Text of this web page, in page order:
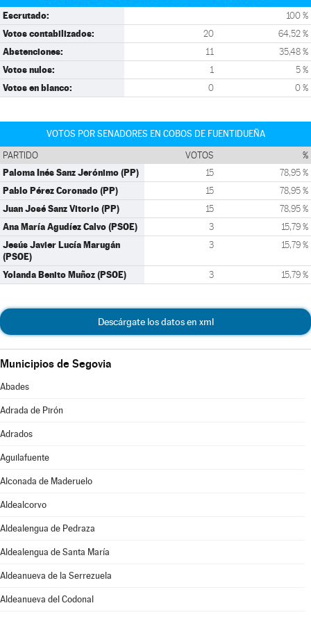
Escrutado: 100 %
Votos contabilizados: 20 64,52 %
Abstenciones: 11 35,48 %
Votos nulos: 1 5 %
Votos en blanco: 0 0 %
VOTOS POR SENADORES EN COBOS DE FUENTIDUEÑA
PARTIDO VOTOS %
Paloma Inés Sanz Jerónimo (PP) 15 78,95 %
Pablo Pérez Coronado (PP) 15 78,95 %
Juan José Sanz Vitorio (PP) 15 78,95 %
Ana María Agudíez Calvo (PSOE) 3 15,79 %
Jesús Javier Lucía Marugán
(PSOE)
3 15,79 %
Yolanda Benito Muñoz (PSOE) 3 15,79 %
Descárgate los datos en xml
Municipios de Segovia
Abades
Adrada de Pirón
Adrados
Aguilafuente
Alconada de Maderuelo
Aldealcorvo
Aldealengua de Pedraza
Aldealengua de Santa María
Aldeanueva de la Serrezuela
Aldeanueva del Codonal